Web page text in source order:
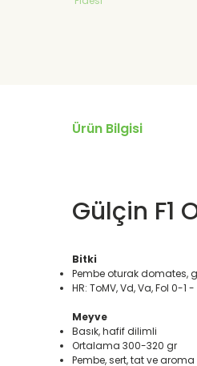
Ürün Bilgisi
Gülçin F1
Bitki
Pembe oturak domates,
HR: ToMV, Vd, Va, Fol 0-1 -
Meyve
Basık, hafif dilimli
Ortalama 300-320 gr
Pembe, sert, tat ve aroma